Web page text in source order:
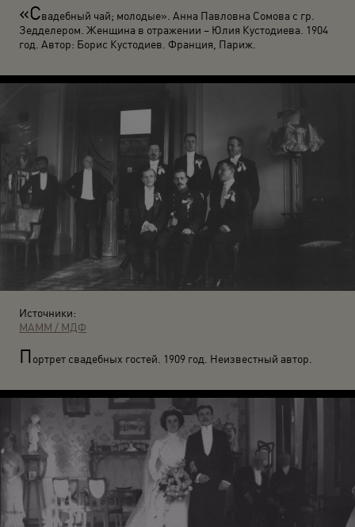
«Свадебный чай; молодые». Анна Павловна Сомова с гр.
Зедделером. Женщина в отражении – Юлия Кустодиева. 1904
год. Автор: Борис Кустодиев. Франция, Париж.
Источники:
МАММ / МДФ
Портрет свадебных гостей. 1909 год. Неизвестный автор.